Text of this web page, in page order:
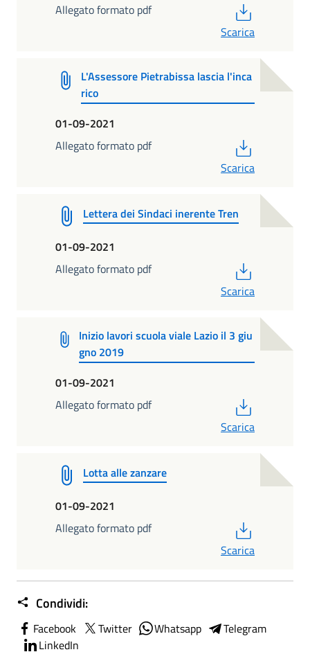
Allegato formato pdf
Scarica
L'Assessore Pietrabissa lascia l'inca
rico
01-09-2021
Allegato formato pdf
Scarica
Lettera dei Sindaci inerente Tren
01-09-2021
Allegato formato pdf
Scarica
Inizio lavori scuola viale Lazio il 3 giu
gno 2019
01-09-2021
Allegato formato pdf
Scarica
Lotta alle zanzare
01-09-2021
Allegato formato pdf
Scarica
Condividi:
Facebook Twitter Whatsapp
Telegram
LinkedIn